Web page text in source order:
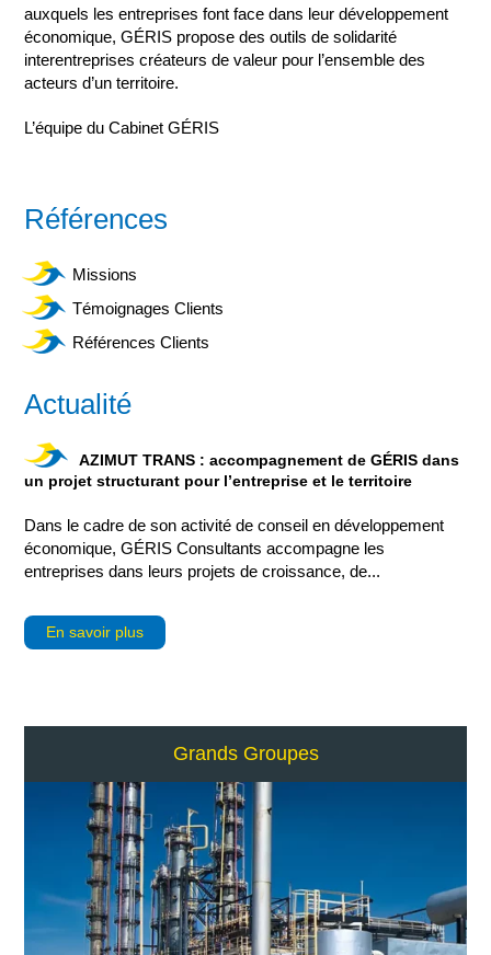
Références
Missions
Témoignages Clients
Références Clients
Actualité
AZIMUT TRANS : accompagnement de GÉRIS dans
un projet structurant pour l’entreprise et le territoire
Dans le cadre de son activité de conseil en développement
économique, GÉRIS Consultants accompagne les
entreprises dans leurs projets de croissance, de...
En savoir plus
auxquels les entreprises font face dans leur développement
économique, GÉRIS propose des outils de solidarité
interentreprises créateurs de valeur pour l’ensemble des
acteurs d’un territoire.
L’équipe du Cabinet GÉRIS
Grands Groupes